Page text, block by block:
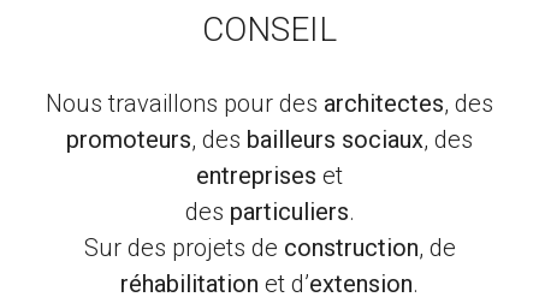
CONSEIL
Nous travaillons pour des architectes, des
promoteurs, des bailleurs sociaux, des
entreprises et
des particuliers.
Sur des projets de construction, de
réhabilitation et d’extension.